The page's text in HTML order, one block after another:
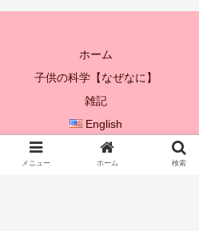
ホーム
子供の科学【なぜなに】
雑記
English
한국어
メニュー ホーム 検索